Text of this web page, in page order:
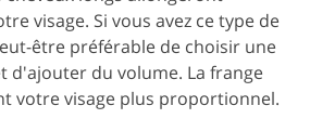
visage. Si vous avez ce type de
être préférable de choisir une
d'ajouter du volume. La frange
votre visage plus proportionnel.